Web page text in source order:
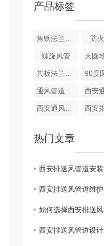
产品标签
角铁法兰风管 防
螺旋风管
共板法兰风管
通风管道加工
西安通风管道加工
热门文章